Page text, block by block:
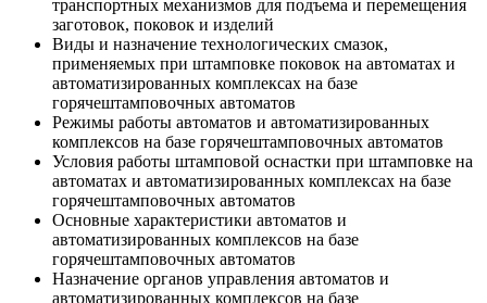
транспортных механизмов для подъема и перемещения
заготовок, поковок и изделий
Виды и назначение технологических смазок,
применяемых при штамповке поковок на автоматах и
автоматизированных комплексах на базе
горячештамповочных автоматов
Режимы работы автоматов и автоматизированных
комплексов на базе горячештамповочных автоматов
Условия работы штамповой оснастки при штамповке на
автоматах и автоматизированных комплексах на базе
горячештамповочных автоматов
Основные характеристики автоматов и
автоматизированных комплексов на базе
горячештамповочных автоматов
Назначение органов управления автоматов и
автоматизированных комплексов на базе